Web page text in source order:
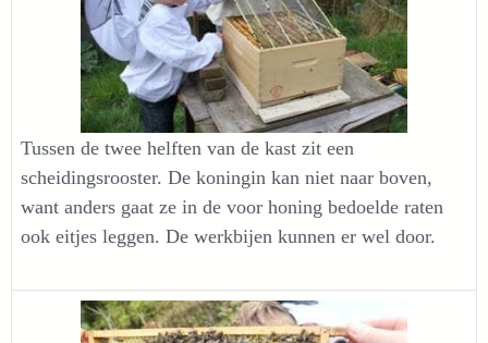
Tussen de twee helften van de kast zit een
scheidingsrooster. De koningin kan niet naar boven,
want anders gaat ze in de voor honing bedoelde raten
ook eitjes leggen. De werkbijen kunnen er wel door.